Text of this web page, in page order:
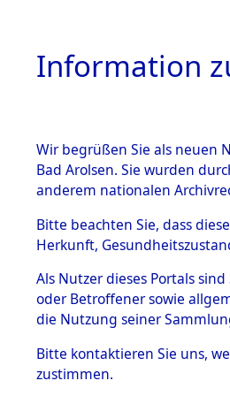
BESTÄNDE
Inhaftierungsdoku
mente
5. Verschiedenes
Todesmärsche
5.3.1 Alliierte
Information
Wir begrüßen Sie als neuen
Bad Arolsen. Sie wurden
anderem nationalen
Bitte beachten Sie, dass
Herkunft,
Als Nutzer dieses Portals
oder Betroffener sowie
die Nutzung seiner
Bitte kontaktieren Sie uns,
zustimmen.